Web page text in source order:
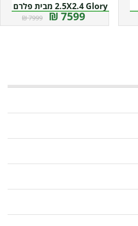
2.5X2.4 Glory מבית פלרם
– Canopia
7599 ₪
7999 ₪